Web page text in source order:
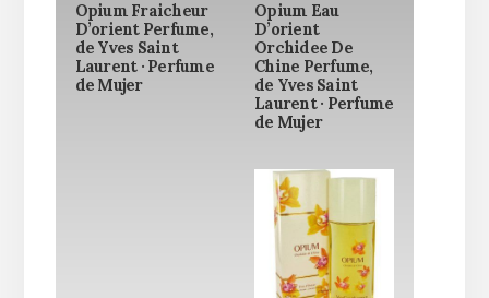
Opium Fraicheur
D’orient Perfume,
de Yves Saint
Laurent · Perfume
de Mujer
Opium Eau
D’orient
Orchidee De
Chine Perfume,
de Yves Saint
Laurent · Perfume
de Mujer